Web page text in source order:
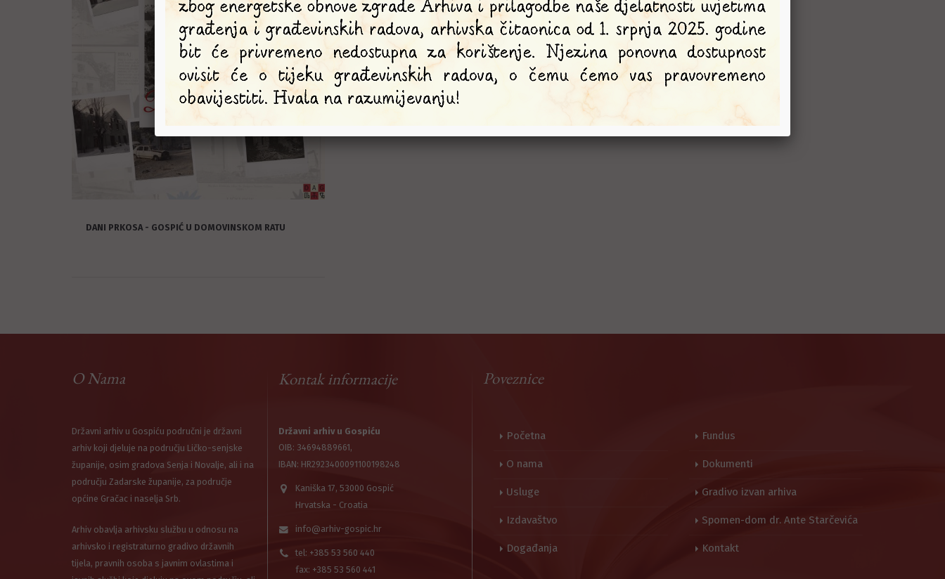
DANI PRKOSA - GOSPIĆ U DOMOVINSKOM RATU
O Nama
Državni arhiv u Gospiću područni je državni
arhiv koji djeluje na području Ličko-senjske
županije, osim gradova Senja i Novalje, ali i na
području Zadarske županije, za područje
općine Gračac i naselja Srb.
Arhiv obavlja arhivsku službu u odnosu na
arhivsko i registraturno gradivo državnih
tijela, pravnih osoba s javnim ovlastima i
Kontak informacije
Državni arhiv u Gospiću
OIB: 34694889661,
IBAN: HR2923400091100198248
Kaniška 17, 53000 Gospić
Hrvatska - Croatia
info@arhiv-gospic.hr
tel: +385 53 560 440
fax: +385 53 560 441
Poveznice
Početna
O nama
Usluge
Izdavaštvo
Događanja
Fundus
Dokumenti
Gradivo izvan arhiva
Spomen-dom dr. Ante Starčevića
Kontakt